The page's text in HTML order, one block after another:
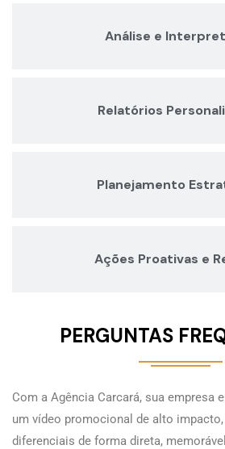
Análise e
Relatórios
Planejamento
Ações Proativas e
PERGUNTAS
Com a Agência Carcará, sua empresa
um vídeo promocional de alto
diferenciais de forma direta,